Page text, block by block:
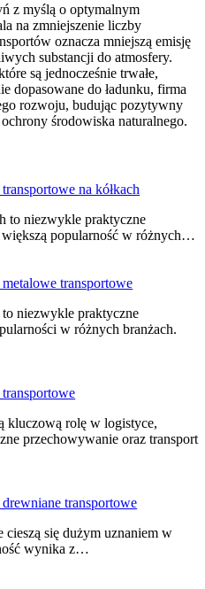
z myślą o optymalnym
na zmniejszenie liczby
oznacza mniejszą emisję
substancji do atmosfery.
są jednocześnie trwałe,
dopasowane do ładunku, firma
rozwoju, budując pozytywny
środowiska naturalnego.
na kółkach
to niezwykle praktyczne
popularność w różnych…
transportowe
niezwykle praktyczne
w różnych branżach.
kluczową rolę w logistyce,
przechowywanie oraz transport
transportowe
się dużym uznaniem w
wynika z…